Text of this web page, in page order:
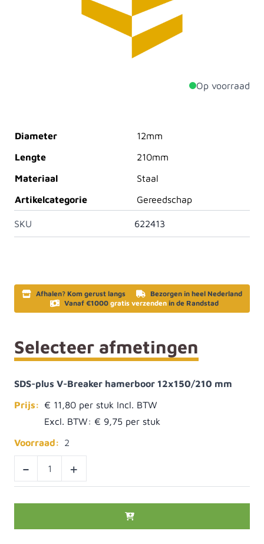
natuursteen. Dankzij de robuuste constructie en het
geavanceerde V-Breaker ontwerp levert deze boor
optimale prestaties, zelfs onder de zwaarste
Op voorraad
Diameter
12mm
Lengte
210mm
Materiaal
Staal
Artikelcategorie
Gereedschap
SKU 622413
Afhalen? Kom gerust langs
Bezorgen in heel Nederland
Vanaf €1000 gratis verzenden in de Randstad
Selecteer afmetingen
SDS-plus V-Breaker hamerboor 12x150/210 mm
Prijs: € 11,80
Excl. BTW: € 9,75
Voorraad:
2
- +